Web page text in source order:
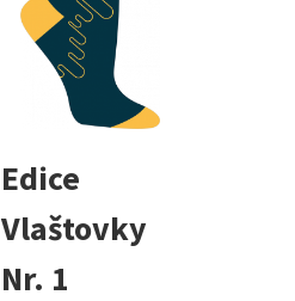
Edice
Vlaštovky
Nr. 1